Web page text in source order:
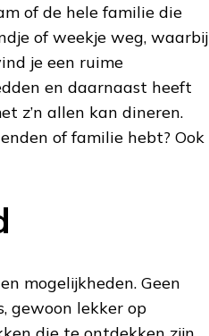
of de hele familie die
of weekje weg, waarbij
je een ruime
en daarnaast heeft
z’n allen kan dineren.
of familie hebt? Ook
mogelijkheden. Geen
gewoon lekker op